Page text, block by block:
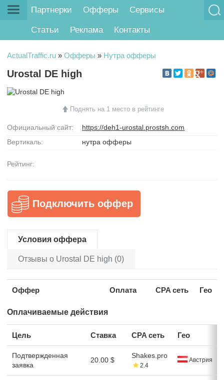
Партнерки Офферы Сервисы
Статьи Реклама Контакты
ActualTraffic.ru » Офферы » Нутра офферы
Urostal DE high
Поднять на 1 место в рейтинге
Официальный сайт:
https://deh1-urostal.prostsh.com
Вертикаль:
нутра офферы
Рейтинг:
Подключить оффер
Условия оффера
Отзывы о Urostal DE high (0)
Оффер Оплата CPA сеть Гео
Оплачиваемые действия
Цель Ставка CPA сеть Гео
Подтвержденная
заявка
20.00 $
Shakes.pro
2.4
Австрия